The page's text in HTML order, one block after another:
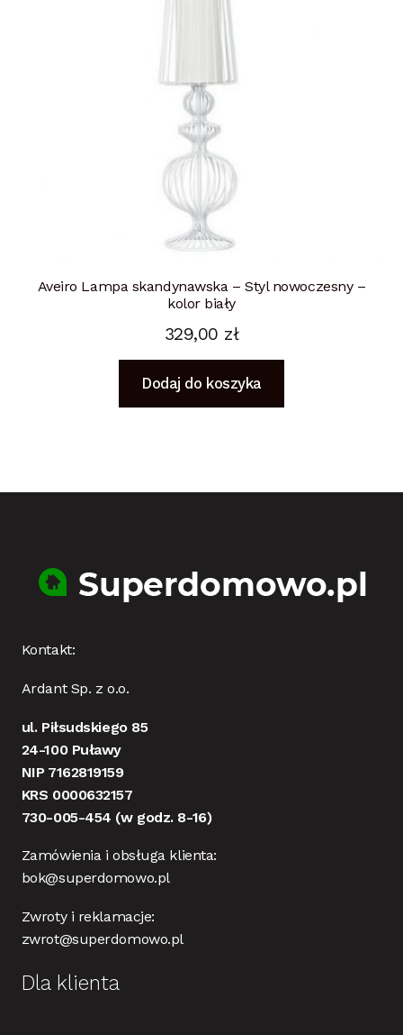
Aveiro Lampa skandynawska – Styl nowoczesny –
kolor biały
329,00 zł
Dodaj do koszyka
Kontakt:
Ardant Sp. z o.o.
ul. Piłsudskiego 85
24-100 Puławy
NIP 7162819159
KRS 0000632157
730-005-454 (w godz. 8-16)
Zamówienia i obsługa klienta:
bok@superdomowo.pl
Zwroty i reklamacje:
zwrot@superdomowo.pl
Dla klienta